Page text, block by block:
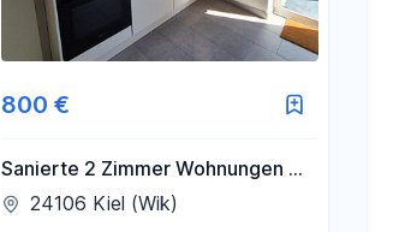
800 €
Sanierte 2 Zimmer Wohnungen mit
je 2 Balkonen - Erstbezug nach
24106 Kiel (Wik)